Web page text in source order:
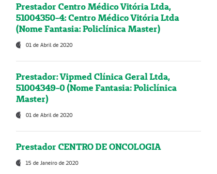
Prestador Centro Médico Vitória Ltda,
51004350-4: Centro Médico Vitória Ltda
(Nome Fantasia: Policlínica Master)
01 de Abril de 2020
Prestador: Vipmed Clínica Geral Ltda,
51004349-0 (Nome Fantasia: Policlínica
Master)
01 de Abril de 2020
Prestador CENTRO DE ONCOLOGIA
15 de Janeiro de 2020